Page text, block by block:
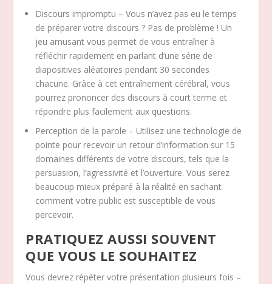
Discours impromptu – Vous n’avez pas eu le temps
de préparer votre discours ? Pas de problème ! Un
jeu amusant vous permet de vous entraîner à
réfléchir rapidement en parlant d’une série de
diapositives aléatoires pendant 30 secondes
chacune. Grâce à cet entraînement cérébral, vous
pourrez prononcer des discours à court terme et
répondre plus facilement aux questions.
Perception de la parole – Utilisez une technologie de
pointe pour recevoir un retour d’information sur 15
domaines différents de votre discours, tels que la
persuasion, l’agressivité et l’ouverture. Vous serez
beaucoup mieux préparé à la réalité en sachant
comment votre public est susceptible de vous
percevoir.
PRATIQUEZ AUSSI SOUVENT
QUE VOUS LE SOUHAITEZ
Vous devrez répéter votre présentation plusieurs fois –